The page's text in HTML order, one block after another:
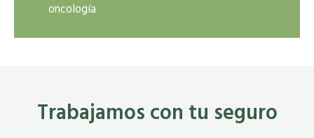
oncología
Trabajamos con tu seguro